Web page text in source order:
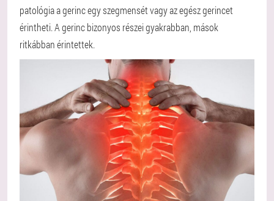
patológia a gerinc egy szegmensét vagy az egész gerincet
érintheti. A gerinc bizonyos részei gyakrabban, mások
ritkábban érintettek.